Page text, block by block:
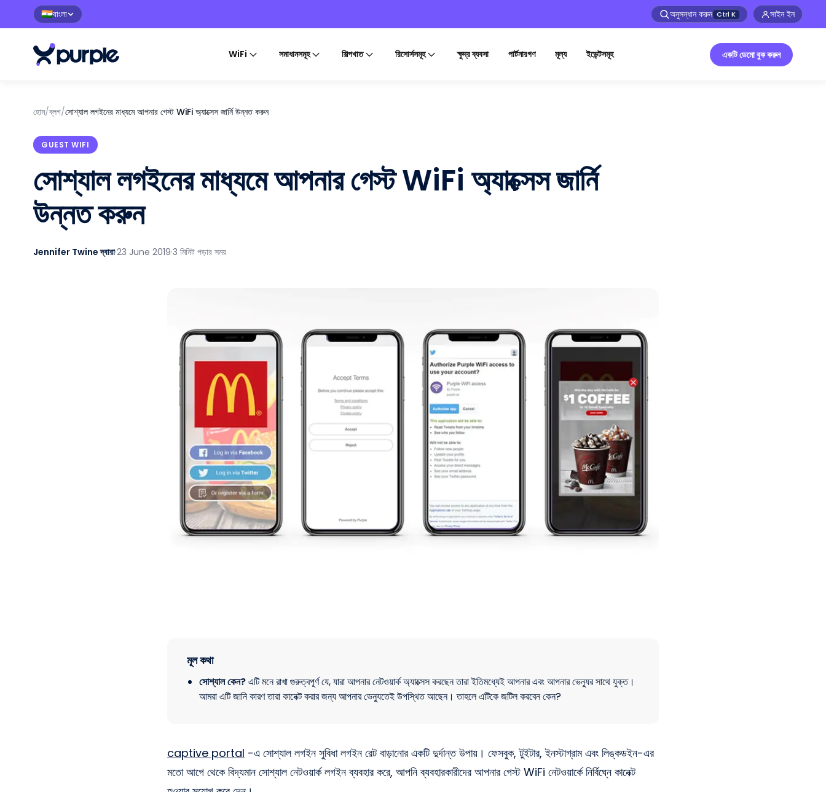
🇮🇳বাংলা অনুসন্ধান করুন Ctrl K সাইন ইন
WiFi সমাধানসমূহ শিল্পখাত রিসোর্সসমূহ ক্ষুদ্র ব্যবসা পার্টনারগণ মূল্য ইভেন্টসমূহ একটি ডেমো বুক করুন
হোম/ব্লগ/সোশ্যাল লগইনের মাধ্যমে আপনার গেস্ট WiFi অ্যাক্সেস জার্নি উন্নত করুন
GUEST WIFI
সোশ্যাল লগইনের মাধ্যমে আপনার গেস্ট WiFi অ্যাক্সেস জার্নি
উন্নত করুন
Jennifer Twine দ্বারা·23 June 2019·3 মিনিট পড়ার সময়
মূল কথা
সোশ্যাল কেন?এটি মনে রাখা গুরুত্বপূর্ণ যে, যারা আপনার নেটওয়ার্ক অ্যাক্সেস করছেন তারা ইতিমধ্যেই আপনার এবং আপনার ভেন্যুর সাথে যুক্ত।
আমরা এটি জানি কারণ তারা কানেক্ট করার জন্য আপনার ভেন্যুতেই উপস্থিত আছেন। তাহলে এটিকে জটিল করবেন কেন?
captive portal -এ সোশ্যাল লগইন সুবিধা লগইন রেট বাড়ানোর একটি দুর্দান্ত উপায়। ফেসবুক, টুইটার, ইনস্টাগ্রাম এবং লিঙ্কডইন-এর
মতো আগে থেকে বিদ্যমান সোশ্যাল নেটওয়ার্ক লগইন ব্যবহার করে, আপনি ব্যবহারকারীদের আপনার গেস্ট WiFi নেটওয়ার্কে নির্বিঘ্নে কানেক্ট